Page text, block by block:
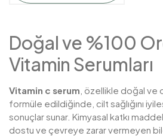
Doğal ve %100
Vitamin Serumları
Vitamin c serum , özellikle doğal ve
formüle edildiğinde, cilt sağlığını
sonuçlar sunar. Kimyasal katkı
dostu ve çevreye zarar vermeyen